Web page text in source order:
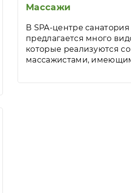
Массажи
В SPA-центре санатория
предлагается много
которые реализуются
массажистами,